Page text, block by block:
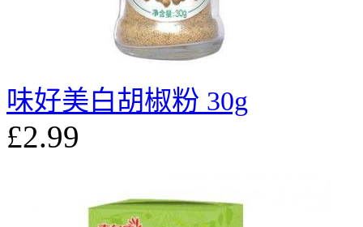
味好美白胡椒粉 30g
£2.99